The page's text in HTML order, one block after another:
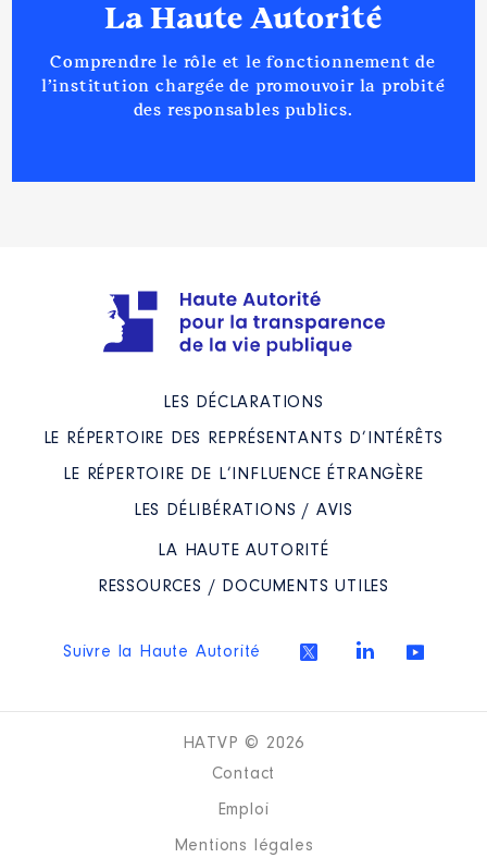
La Haute Autorité
Comprendre le rôle et le fonctionnement de
l’institution chargée de promouvoir la probité
des responsables publics.
LES DÉCLARATIONS
LE RÉPERTOIRE DES REPRÉSENTANTS D’INTÉRÊTS
LE RÉPERTOIRE DE L’INFLUENCE ÉTRANGÈRE
LES DÉLIBÉRATIONS / AVIS
LA HAUTE AUTORITÉ
RESSOURCES / DOCUMENTS UTILES
Suivre la Haute Autorité
HATVP © 2026
Contact
Emploi
Mentions légales